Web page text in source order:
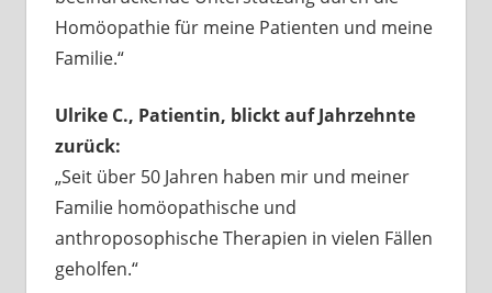
Homöopathie für meine Patienten und meine
Familie.“
Ulrike C., Patientin, blickt auf Jahrzehnte
zurück:
„Seit über 50 Jahren haben mir und meiner
Familie homöopathische und
anthroposophische Therapien in vielen Fällen
geholfen.“